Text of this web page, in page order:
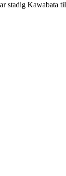
stadig Kawabata